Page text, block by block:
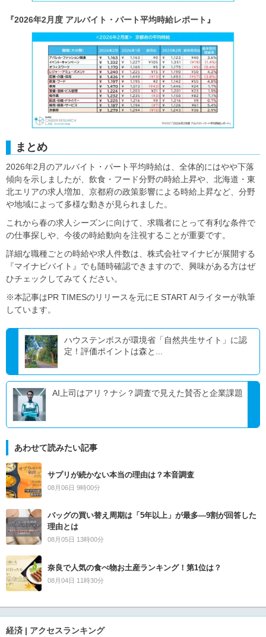
『2026年2月度 アルバイト・パート平均時給レポート』
まとめ
2026年2月のアルバイト・パート平均時給は、全体的にはやや下落
傾向を示しましたが、飲食・フード分野の時給上昇や、北海道・東
北エリアの求人増加、京都府の政策影響による時給上昇など、分野
や地域によって多様な動きが見られました。
これから春の求人シーズンに向けて、求職者にとって有利な条件で
の仕事探しや、今後の時給動向を注視することが重要です。
詳細な職種ごとの時給や求人件数は、株式会社マイナビが展開する
『マイナビバイト』でも随時確認できますので、興味がある方はぜ
ひチェックしてみてください。
※本記事はPR TIMESのリリースを元にE START AIライターが執筆
しています。
ハウステンボスが環境省「自然共生サイト」に認
定！評価ポイントは森と...
AI上司はアリ？ナシ？調査で見えた賛否と企業課題
あわせて読みたい記事
サプリが続かない本当の理由は？本音調査
08月06日 9時00分
バッグの買い替え周期は「5年以上」が最多―9割が回答した
理由とは
08月05日 13時00分
奈良で人気の食べ物お土産ランキング！第1位は？
08月04日 11時30分
経済 | アクセスランキング